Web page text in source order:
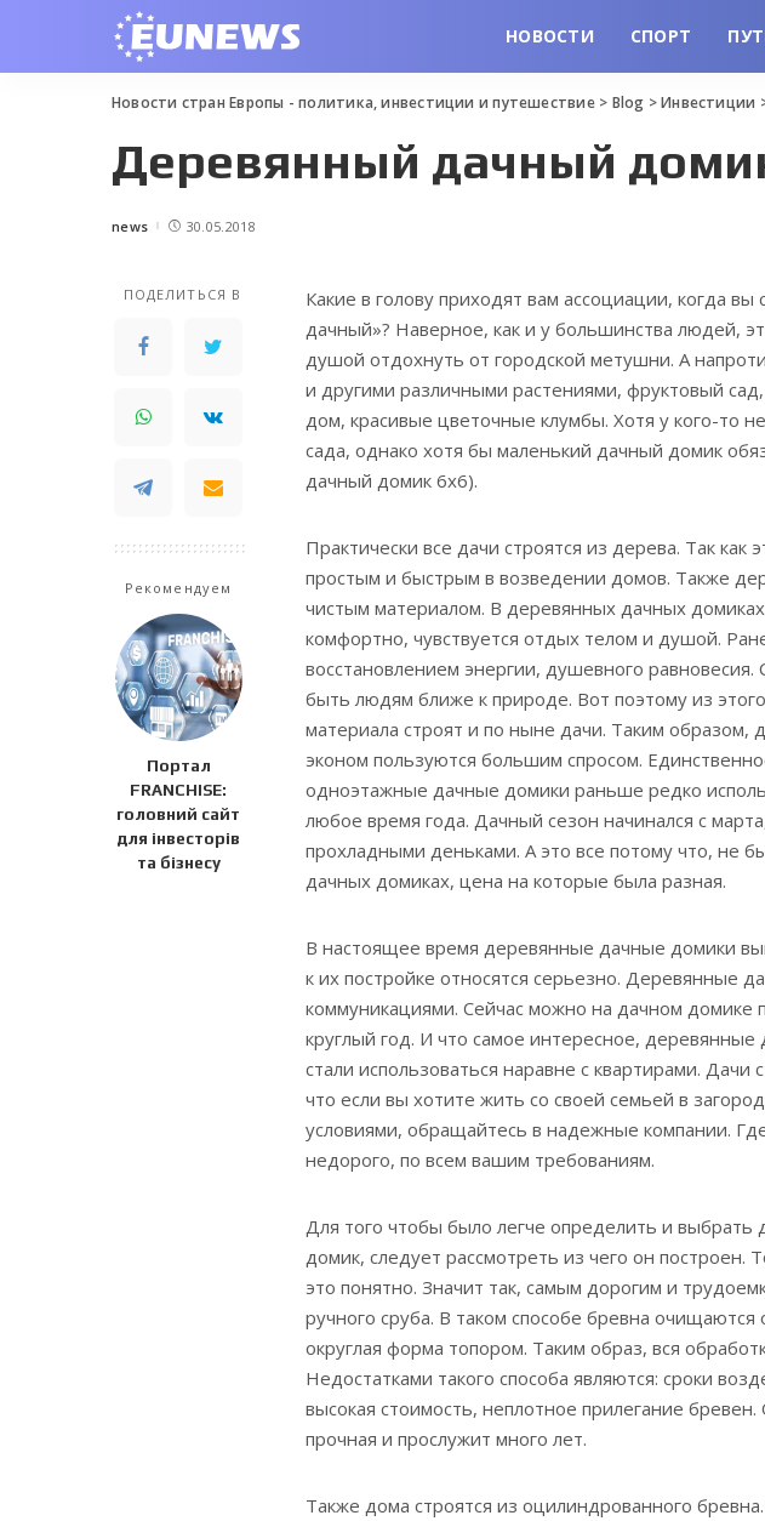
НОВОСТИ СПОРТ
Новости стран Европы - политика, инвестиции и путешествие> Blog >Инвестиции
Деревянный дачный
Posted
news 30.05.2018
ПОДЕЛИТЬСЯ В
Рекомендуем
Портал
FRANCHISE:
головний сайт
для інвесторів
та бізнесу
Какие в голову приходят вам ассоциации, когда
дачный»? Наверное, как и у большинства людей,
душой отдохнуть от городской метушни. А
и другими различными растениями, фруктовый
дом, красивые цветочные клумбы. Хотя у кого-то
сада, однако хотя бы маленький дачный домик
дачный домик 6х6).
Практически все дачи строятся из дерева. Так как
простым и быстрым в возведении домов. Также
чистым материалом. В деревянных дачных
комфортно, чувствуется отдых телом и душой.
восстановлением энергии, душевного равновесия.
быть людям ближе к природе. Вот поэтому из
материала строят и по ныне дачи. Таким
эконом пользуются большим спросом.
одноэтажные дачные домики раньше редко
любое время года. Дачный сезон начинался с
прохладными деньками. А это все потому что, не
дачных домиках, цена на которые была разная.
В настоящее время деревянные дачные домики
к их постройке относятся серьезно. Деревянные
коммуникациями. Сейчас можно на дачном домике
круглый год. И что самое интересное,
стали использоваться наравне с квартирами.
что если вы хотите жить со своей семьей в
условиями, обращайтесь в надежные компании.
недорого, по всем вашим требованиям.
Для того чтобы было легче определить и
домик, следует рассмотреть из чего он построен.
это понятно. Значит так, самым дорогим и
ручного сруба. В таком способе бревна
округлая форма топором. Таким образ, вся
Недостатками такого способа являются: сроки
высокая стоимость, неплотное прилегание
прочная и прослужит много лет.
Также дома строятся из оцилиндрованного